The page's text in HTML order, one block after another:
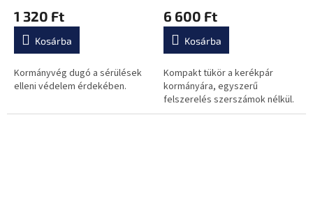
1 320 Ft
Kosárba
Kormányvég dugó a sérülések
elleni védelem érdekében.
6 600 Ft
Kosárba
Kompakt tükör a kerékpár
kormányára, egyszerű
felszerelés szerszámok nélkül.